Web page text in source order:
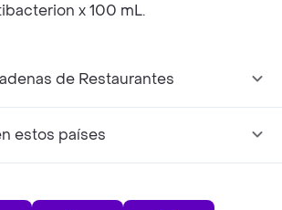
x 100 mL.
de Restaurantes
estos países